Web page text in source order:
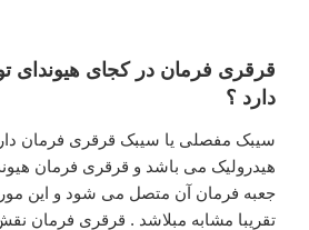
دارد ؟
سیبک مفصلی یا سیبک قرقری فرمان
جعبه فرمان آن متصل می شود و این
تقریبا مشابه مبلاشد . قرقری فرمان